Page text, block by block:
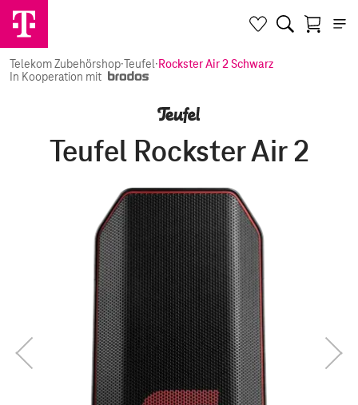
Telekom Zubehörshop·Teufel·Rockster Air 2 Schwarz
In Kooperation mit
Teufel Rockster Air 2